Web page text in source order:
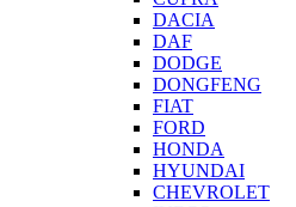
DACIA
DAF
DODGE
DONGFENG
FIAT
FORD
HONDA
HYUNDAI
CHEVROLET